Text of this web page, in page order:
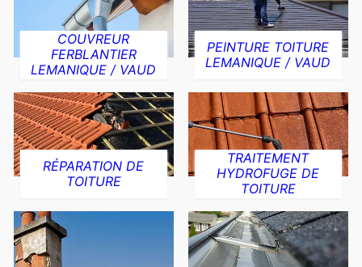
COUVREUR
FERBLANTIER
LEMANIQUE / VAUD
PEINTURE TOITURE
LEMANIQUE / VAUD
RÉPARATION DE
TOITURE
TRAITEMENT
HYDROFUGE DE
TOITURE